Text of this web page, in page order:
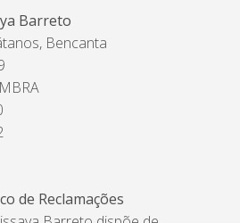
Barreto
Bencanta
de Reclamações